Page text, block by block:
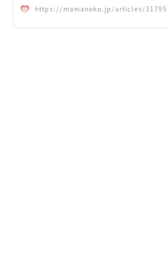
https://mamanoko.jp/articles/31795